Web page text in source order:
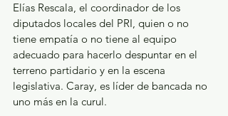
Elías Rescala, el coordinador de los
diputados locales del PRI, quien o no
tiene empatía o no tiene al equipo
adecuado para hacerlo despuntar en el
terreno partidario y en la escena
legislativa. Caray, es líder de bancada no
uno más en la curul.